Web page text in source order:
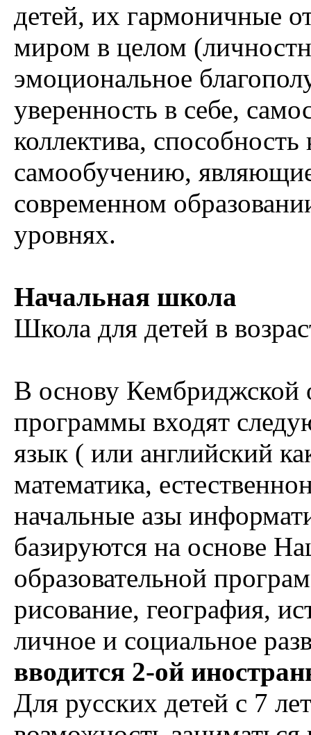
детей, их гармоничные
миром в целом
эмоциональное
уверенность в себе,
коллектива,
самообучению,
современном
уровнях.
Начальная школа
Школа для детей в
В основу Кембриджской
программы входят
язык ( или английский
математика,
начальные азы
базируются на основе
образовательной
рисование, география,
личное и социальное
вводится 2-ой
Для русских детей с 7